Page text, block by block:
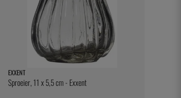
EXXENT
Sproeier, 11 x 5,5 cm - Exxent